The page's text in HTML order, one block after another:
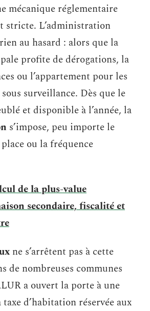
mécanique réglementaire
stricte. L’administration
au hasard : alors que la
profite de dérogations, la
ou l’appartement pour les
surveillance. Dès que le
et disponible à l’année, la
s’impose, peu importe le
ou la fréquence
de la plus-value
secondaire, fiscalité et
ne s’arrêtent pas à cette
de nombreuses communes
a ouvert la porte à une
d’habitation réservée aux